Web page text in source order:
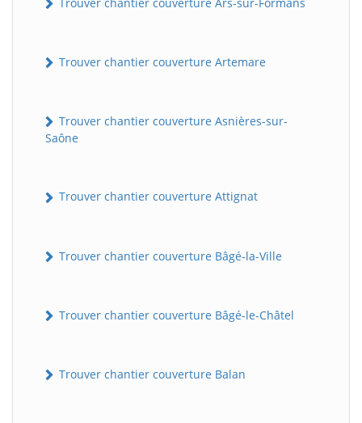
Trouver chantier couverture Artemare
Trouver chantier couverture Asnières-sur-
Saône
Trouver chantier couverture Attignat
Trouver chantier couverture Bâgé-la-Ville
Trouver chantier couverture Bâgé-le-Châtel
Trouver chantier couverture Balan